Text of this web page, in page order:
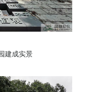
建成实景